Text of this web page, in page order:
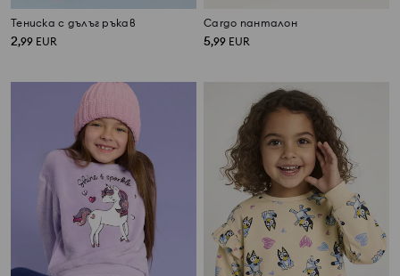
Тениска с дълъг ръкав
2,99 EUR
Cargo панталон
5,99 EUR